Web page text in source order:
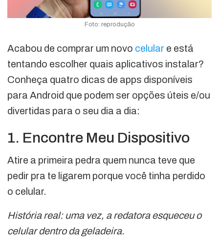
Foto: reprodução
Acabou de comprar um novo celular e está
tentando escolher quais aplicativos instalar?
Conheça quatro dicas de apps disponíveis
para Android que podem ser opções úteis e/ou
divertidas para o seu dia a dia:
1. Encontre Meu Dispositivo
Atire a primeira pedra quem nunca teve que
pedir pra te ligarem porque você tinha perdido
o celular.
História real: uma vez, a redatora esqueceu o
celular dentro da geladeira.